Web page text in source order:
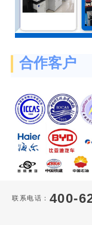
合作客户
联系电话： 400-